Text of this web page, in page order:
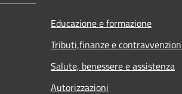
Educazione e formazione
Tributi,finanze e
Salute, benessere e assistenza
Autorizzazioni